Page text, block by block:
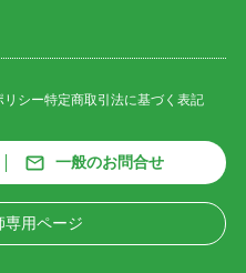
リシー特定商取引法に基づく表記
一般のお問合せ
専用ページ